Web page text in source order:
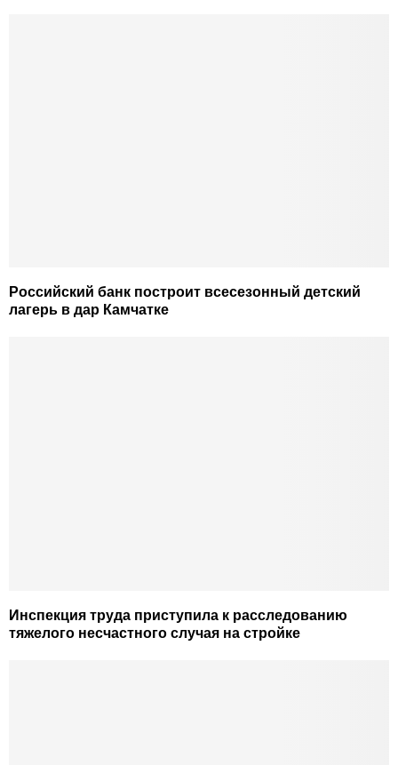
Российский банк построит всесезонный детский
лагерь в дар Камчатке
Инспекция труда приступила к расследованию
тяжелого несчастного случая на стройке